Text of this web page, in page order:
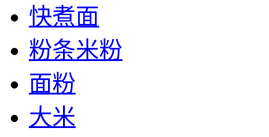
快煮面
粉条米粉
面粉
大米